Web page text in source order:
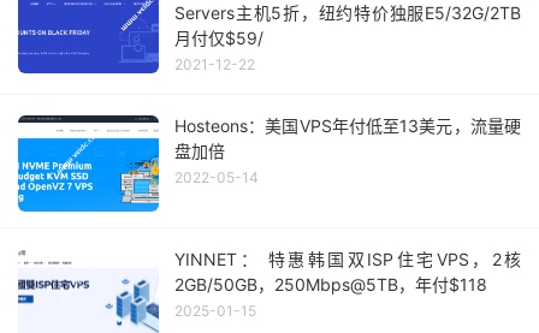
Servers主机5折，纽约特价独服E5/32G/2TB
月付仅$59/
2021-12-22
Hosteons：美国VPS年付低至13美元，流量硬
盘加倍
2022-05-14
YINNET： 特惠韩国双ISP住宅VPS，2核
2GB/50GB，250Mbps@5TB，年付$118
2025-01-15